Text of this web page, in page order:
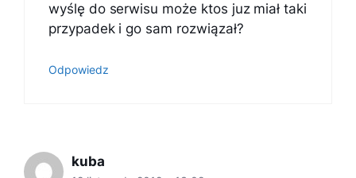
wyślę do serwisu może ktos juz miał taki
przypadek i go sam rozwiązał?
Odpowiedz
kuba